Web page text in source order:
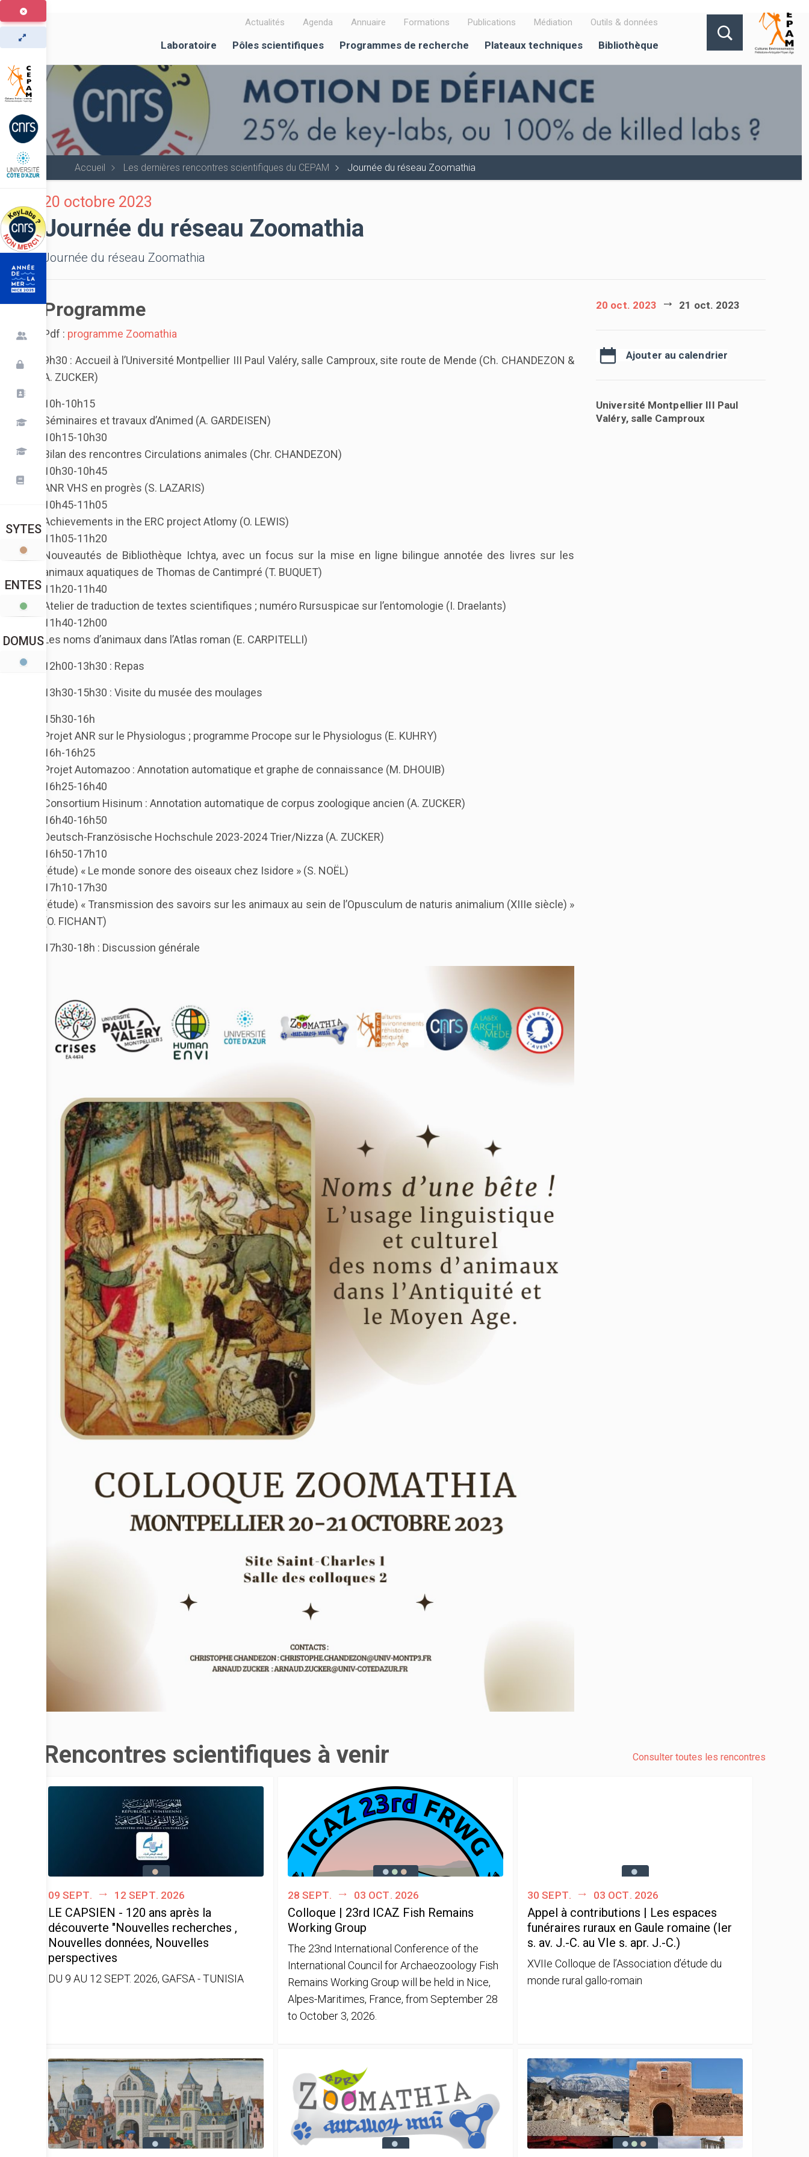
Aller
au
contenu
principal
Actualités Agenda Annuaire Formations Publications Médiation Outils & données
Laboratoire Pôles scientifiques Programmes de recherche Plateaux techniques Bibliothèque
Accueil Les dernières rencontres scientifiques du CEPAM Journée du réseau Zoomathia
SYTES
ENTES
DOMUS
20 octobre 2023
Journée du réseau Zoomathia
Journée du réseau Zoomathia
Programme
Pdf : programme Zoomathia
9h30 : Accueil à l’Université Montpellier III Paul Valéry, salle Camproux, site route de Mende (Ch. CHANDEZON &
A. ZUCKER)
10h-10h15
Séminaires et travaux d’Animed (A. GARDEISEN)
10h15-10h30
Bilan des rencontres Circulations animales (Chr. CHANDEZON)
10h30-10h45
ANR VHS en progrès (S. LAZARIS)
10h45-11h05
Achievements in the ERC project Atlomy (O. LEWIS)
11h05-11h20
Nouveautés de Bibliothèque Ichtya, avec un focus sur la mise en ligne bilingue annotée des livres sur les
animaux aquatiques de Thomas de Cantimpré (T. BUQUET)
11h20-11h40
Atelier de traduction de textes scientifiques ; numéro Rursuspicae sur l’entomologie (I. Draelants)
11h40-12h00
Les noms d’animaux dans l’Atlas roman (E. CARPITELLI)
12h00-13h30 : Repas
13h30-15h30 : Visite du musée des moulages
15h30-16h
Projet ANR sur le Physiologus ; programme Procope sur le Physiologus (E. KUHRY)
16h-16h25
Projet Automazoo : Annotation automatique et graphe de connaissance (M. DHOUIB)
16h25-16h40
Consortium Hisinum : Annotation automatique de corpus zoologique ancien (A. ZUCKER)
16h40-16h50
Deutsch-Französische Hochschule 2023-2024 Trier/Nizza (A. ZUCKER)
16h50-17h10
(étude) « Le monde sonore des oiseaux chez Isidore » (S. NOËL)
17h10-17h30
(étude) « Transmission des savoirs sur les animaux au sein de l’Opusculum de naturis animalium (XIIIe siècle) »
(O. FICHANT)
17h30-18h : Discussion générale
20 oct. 2023 21 oct. 2023
Ajouter au calendrier
Université Montpellier III Paul
Valéry, salle Camproux
Rencontres scientifiques à venir Consulter toutes les rencontres
09 sept. 12 sept. 2026
LE CAPSIEN - 120 ans après la
découverte "Nouvelles recherches ,
Nouvelles données, Nouvelles
perspectives
DU 9 AU 12 SEPT. 2026, GAFSA - TUNISIA
28 sept. 03 oct. 2026
Colloque | 23rd ICAZ Fish Remains
Working Group
The 23nd International Conference of the
International Council for Archaeozoology Fish
Remains Working Group will be held in Nice,
Alpes-Maritimes, France, from September 28
to October 3, 2026.
30 sept. 03 oct. 2026
Appel à contributions | Les espaces
funéraires ruraux en Gaule romaine (Ier
s. av. J.-C. au VIe s. apr. J.-C.)
XVIIe Colloque de l’Association d’étude du
monde rural gallo-romain